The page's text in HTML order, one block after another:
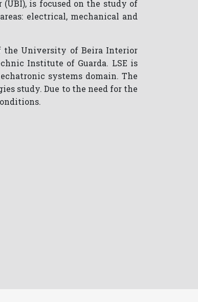
is focused on the study of
electrical, mechanical and
the University of Beira Interior
Institute of Guarda. LSE is
systems domain. The
study. Due to the need for the